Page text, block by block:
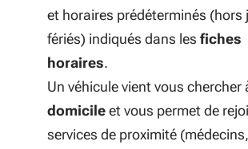
et horaires prédéterminés (hors
fériés) indiqués dans les fiches
horaires.
Un véhicule vient vous chercher
domicileet vous permet de
services de proximité (médecins,